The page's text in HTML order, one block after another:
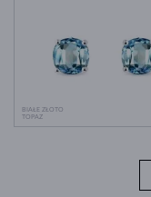
BIAŁE ZŁOTO
TOPAZ